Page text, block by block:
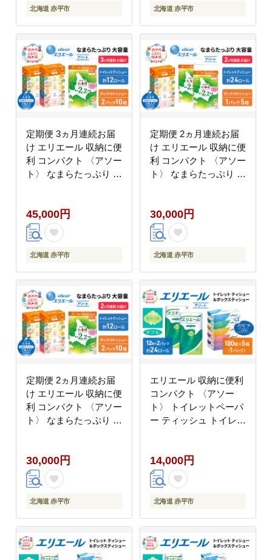
品
北海道 赤平市
品
北海道 赤平市
定期便 3ヵ月連続お届
け エリエール 収納に便
利 コンパクト 〈アソー
ト〉 なまらたっぷり 大
ボックスティッシュ ひ
とり暮らし 紙 常備品
消耗品 日用品 生活必需
品
45,000円
北海道 赤平市
定期便 2ヵ月連続お届
け エリエール 収納に便
利 コンパクト 〈アソー
ト〉 なまらたっぷり 大
ボックスティッシュ ひ
とり暮らし 紙 常備品
消耗品 日用品 生活必需
品
30,000円
北海道 赤平市
定期便 2ヵ月連続お届
け エリエール 収納に便
利 コンパクト 〈アソー
ト〉 なまらたっぷり 大
ボックスティッシュ ひ
とり暮らし 紙 常備品
消耗品 日用品 生活必需
品
30,000円
北海道 赤平市
エリエール 収納に便利
コンパクト 〈アソー
ト〉 トイレットペーパ
ー ティッシュ トイレ
ーパー ひとり暮らし 紙
防災 常備品 備蓄品 消
耗品 定番 北海道 赤平
市
14,000円
北海道 赤平市